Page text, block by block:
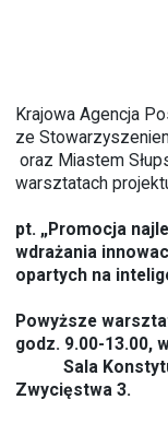
Krajowa Agencja
ze
oraz Miastem
warsztatach
pt. „Promocja
wdrażania
opartych na
Powyższe
godz. 9.00-13.00,
Sala
Zwycięstwa 3.